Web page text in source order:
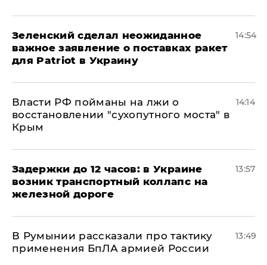
Зеленский сделал неожиданное
важное заявление о поставках ракет
для Patriot в Украину
14:54
Власти РФ пойманы на лжи о
восстановлении "сухопутного моста" в
Крым
14:14
Задержки до 12 часов: в Украине
возник транспортный коллапс на
железной дороге
13:57
В Румынии рассказали про тактику
применения БпЛА армией России
13:49